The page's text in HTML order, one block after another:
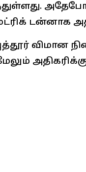
டன்னாக
விமான